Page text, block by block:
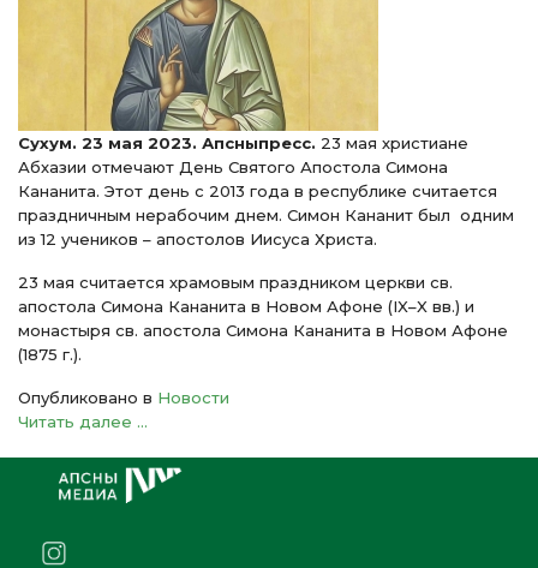
Сухум. 23 мая 2023. Апсныпресс. 23 мая христиане
Абхазии отмечают День Святого Апостола Симона
Кананита. Этот день с 2013 года в республике считается
праздничным нерабочим днем. Симон Кананит был одним
из 12 учеников – апостолов Иисуса Христа.
23 мая считается храмовым праздником церкви св.
апостола Симона Кананита в Новом Афоне (IX–X вв.) и
монастыря св. апостола Симона Кананита в Новом Афоне
(1875 г.).
Опубликовано в Новости
Читать далее ...